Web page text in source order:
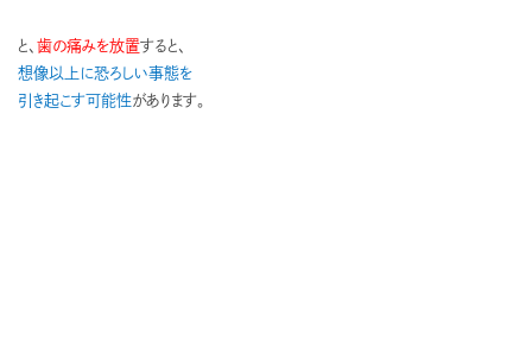
と、 歯の痛みを放置すると、
想像以上に恐ろしい事態を
引き起こす可能性があります。